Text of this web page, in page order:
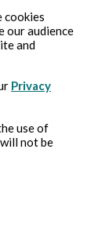
cookies
our audience
and
Privacy
use of
not be